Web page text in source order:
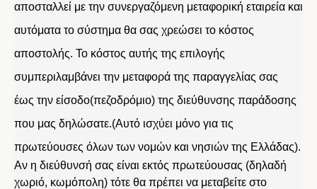
αποσταλλεί με την συνεργαζόμενη μεταφορική εταιρεία και
αυτόματα το σύστημα θα σας χρεώσει το κόστος
αποστολής. Το κόστος αυτής της επιλογής
συμπεριλαμβάνει την μεταφορά της παραγγελίας σας
έως την είσοδο(πεζοδρόμιο) της διεύθυνσης παράδοσης
που μας δηλώσατε.(Αυτό ισχύει μόνο για τις
πρωτεύουσες όλων των νομών και νησιών της Ελλάδας).
Αν η διεύθυνσή σας είναι εκτός πρωτεύουσας (δηλαδή
χωριό, κωμόπολη) τότε θα πρέπει να μεταβείτε στο